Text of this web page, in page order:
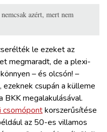
azért, mert nem
le ezeket az
megmaradt, de a plexi-
– és olcsón! –
csupán a külleme
megalakulásával.
csomópontkorszerűsítése
az 50-es villamos